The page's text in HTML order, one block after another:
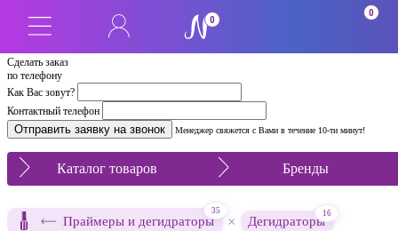
Сделать заказ
по телефону
Как Вас зовут?
Контактный телефон
Менеджер свяжется с Вами в течение 10-ти минут!
0
0
Каталог товаров Бренды
Праймеры и дегидраторы
35
× Дегидраторы
16